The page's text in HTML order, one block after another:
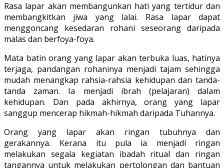
Rasa lapar akan membangunkan hati yang tertidur dan
membangkitkan jiwa yang lalai. Rasa lapar dapat
menggoncang kesedaran rohani seseorang daripada
malas dan berfoya-foya.
Mata batin orang yang lapar akan terbuka luas, hatinya
terjaga, pandangan rohaninya menjadi tajam sehingga
mudah menangkap rahsia-rahsia kehidupan dan tanda-
tanda zaman. Ia menjadi ibrah (pelajaran) dalam
kehidupan. Dan pada akhirnya, orang yang lapar
sanggup mencerap hikmah-hikmah daripada Tuhannya.
Orang yang lapar akan ringan tubuhnya dan
gerakannya. Kerana itu pula ia menjadi ringan
melakukan segala kegiatan ibadah ritual dan ringan
tangannya untuk melakukan pertolongan dan bantuan